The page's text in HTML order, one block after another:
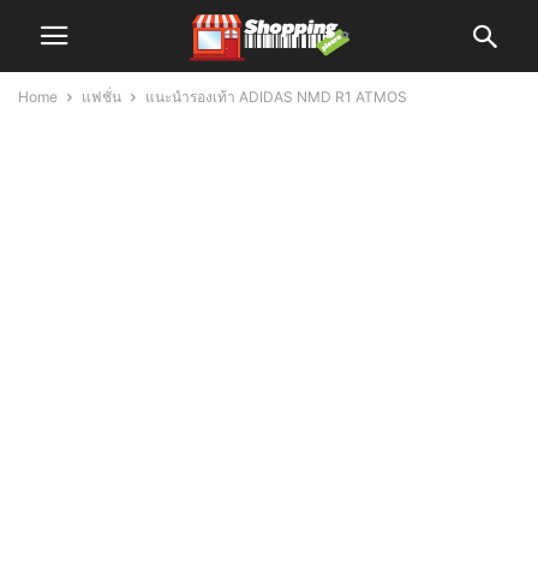
Home แฟชั่น แนะนำรองเท้า ADIDAS NMD R1 ATMOS